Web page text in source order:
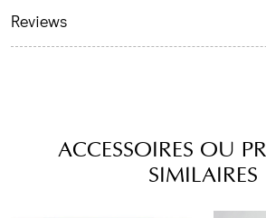
Reviews
ACCESSOIRES OU
SIMILAIRES